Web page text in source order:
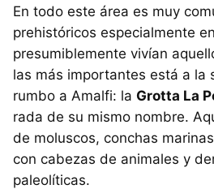
En todo este área es muy
prehistóricos especialmente
presumiblemente vivían
las más importantes está a la
rumbo a Amalfi: la Grotta La
rada de su mismo nombre.
de moluscos, conchas
con cabezas de animales y
paleolíticas.